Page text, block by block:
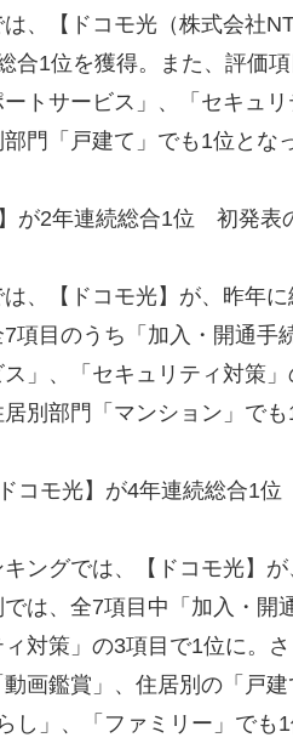
、【ドコモ光（株式会社
合1位を獲得。また、評価
トサービス」、「セキュ
門「戸建て」でも1位とな
が2年連続総合1位 初発表
、【ドコモ光】が、昨年に
項目のうち「加入・開通手
」、「セキュリティ対策
別部門「マンション」でも
コモ光】が4年連続総合1
ングでは、【ドコモ光】
は、全7項目中「加入・開
対策」の3項目で1位に。
画鑑賞」、住居別の「戸
し」、「ファミリー」でも